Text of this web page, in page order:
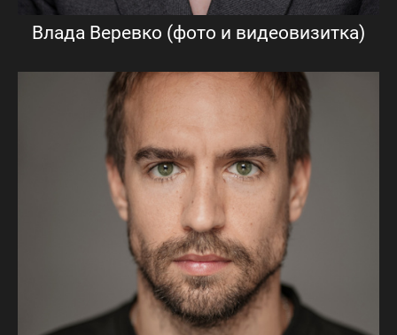
Влада Веревко (фото и видеовизитка)